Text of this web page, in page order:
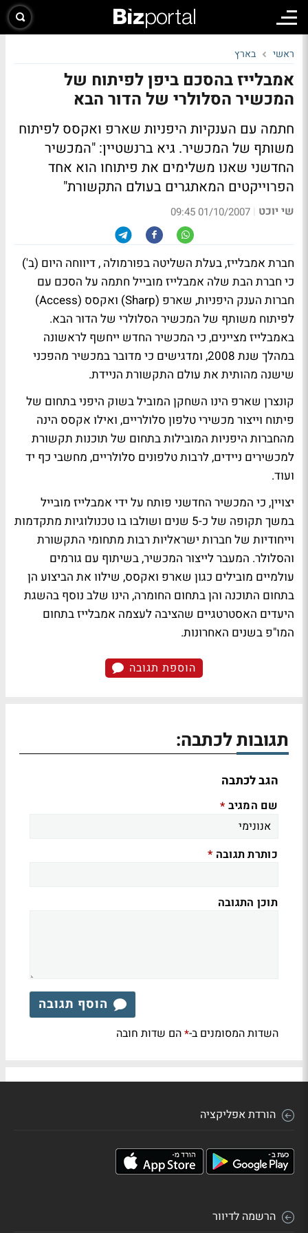
ראשי בארץ
אמבלייז בהסכם ביפן לפיתוח של
המכשיר הסלולרי של הדור הבא
חתמה עם הענקיות היפניות שארפ ואקסס לפיתוח
משותף של המכשיר. גיא ברנשטיין: "המכשיר
החדשני שאנו משלימים את פיתוחו הוא אחד
הפרוייקטים המאתגרים בעולם התקשורת"
שי יוכט |
01/10/2007 09:45
חברת אמבלייז, בעלת השליטה בפורמולה , דיווחה היום (ב')
כי חברת הבת שלה אמבלייז מובייל חתמה על הסכם עם
חברות הענק היפניות, שארפ (Sharp) ואקסס (Access)
לפיתוח משותף של המכשיר הסלולרי של הדור הבא.
באמבלייז מציינים, כי המכשיר החדש ייחשף לראשונה
במהלך שנת 2008, ומדגישים כי מדובר במכשיר מהפכני
שישנה מהותית את עולם התקשורת הניידת.
קונצרן שארפ הינו השחקן המוביל בשוק היפני בתחום של
פיתוח וייצור מכשירי טלפון סלולריים, ואילו אקסס הינה
מהחברות היפניות המובילות בתחום של תוכנות תקשורת
למכשירים ניידים, לרבות טלפונים סלולריים, מחשבי כף יד
ועוד.
יצויין, כי המכשיר החדשני פותח על ידי אמבלייז מובייל
במשך תקופה של כ-5 שנים ושולבו בו טכנולוגיות מתקדמות
וייחודיות של חברות ישראליות רבות מתחומי התקשורת
והסלולר. המעבר לייצור המכשיר, בשיתוף עם גורמים
עולמיים מובילים כגון שארפ ואקסס, שילוו את הביצוע הן
בתחום התוכנה והן בתחום החומרה, הינו שלב נוסף בהשגת
היעדים האסטרטגיים שהציבה לעצמה אמבלייז בתחום
המו"פ בשנים האחרונות.
הוספת תגובה
תגובות לכתבה:
הגב לכתבה
שם המגיב *
כותרת תגובה *
תוכן התגובה
הוסף תגובה
השדות המסומנים ב-*הם שדות חובה
הורדת אפליקציה
הרשמה לדיוור